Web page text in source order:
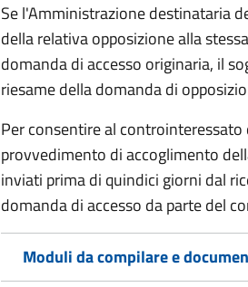
Se l'Amministrazione destinataria
della relativa opposizione alla
domanda di accesso originaria, il
riesame della domanda di
Per consentire al
provvedimento di accoglimento
inviati prima di quindici giorni dal
domanda di accesso da parte del
Moduli da compilare e